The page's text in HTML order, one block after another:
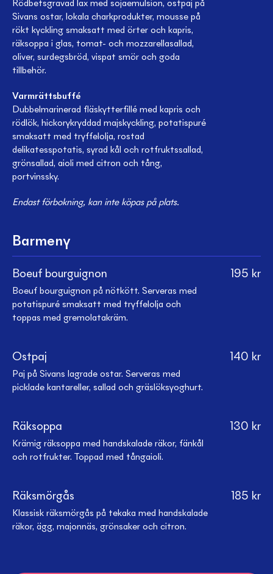
Rödbetsgravad lax med sojaemulsion, ostpaj på
Sivans ostar, lokala charkprodukter, mousse på
rökt kyckling smaksatt med örter och kapris,
räksoppa i glas, tomat- och mozzarellasallad,
oliver, surdegsbröd, vispat smör och goda
tillbehör.
Varmrättsbuffé
Dubbelmarinerad fläskytterfillé med kapris och
rödlök, hickorykryddad majskyckling, potatispuré
smaksatt med tryffelolja, rostad
delikatesspotatis, syrad kål och rotfruktssallad,
grönsallad, aioli med citron och tång,
portvinssky.
Endast förbokning, kan inte köpas på plats.
Barmeny
Boeuf bourguignon 195 kr
Boeuf bourguignon på nötkött. Serveras med
potatispuré smaksatt med tryffelolja och
toppas med gremolatakräm.
Ostpaj 140 kr
Paj på Sivans lagrade ostar. Serveras med
picklade kantareller, sallad och gräslöksyoghurt.
Räksoppa 130 kr
Krämig räksoppa med handskalade räkor, fänkål
och rotfrukter. Toppad med tångaioli.
Räksmörgås 185 kr
Klassisk räksmörgås på tekaka med handskalade
räkor, ägg, majonnäs, grönsaker och citron.